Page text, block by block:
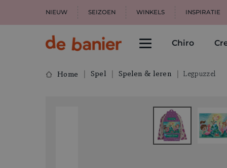
NIEUW SEIZOEN WINKELS INSPIRATIE
Chiro
Home Spel Spelen & leren Legpuzzel